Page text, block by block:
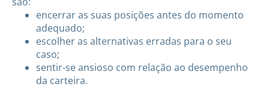
encerrar as suas posições antes do momento
adequado;
escolher as alternativas erradas para o seu
caso;
sentir-se ansioso com relação ao desempenho
da carteira.